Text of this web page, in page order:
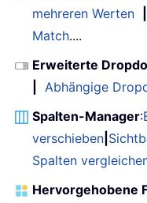
mehreren Werten
Match....
Erweiterte
Abhängige
Spalten-Manager:
verschieben
Spalten
Hervorgehobene